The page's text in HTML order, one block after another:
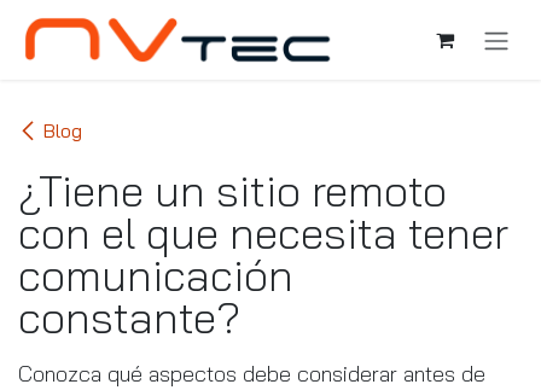
Ir al contenido
Blog
¿Tiene un sitio remoto
con el que necesita tener
comunicación
constante?
Conozca qué aspectos debe considerar antes de